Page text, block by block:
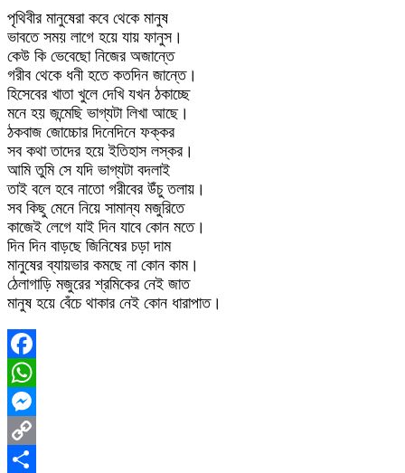
পৃথিবীর মানুষেরা কবে থেকে মানুষ
ভাবতে সময় লাগে হয়ে যায় ফানুস।
কেউ কি ভেবেছো নিজের অজান্তে
গরীব থেকে ধনী হতে কতদিন জান্তে।
হিসেবের খাতা খুলে দেখি যখন ঠকাচ্ছে
মনে হয় জন্মেছি ভাগ্যটা লিখা আছে।
ঠকবাজ জোচ্চোর দিনেদিনে ফক্কর
সব কথা তাদের হয়ে ইতিহাস লস্কর।
আমি তুমি সে যদি ভাগ্যটা বদলাই
তাই বলে হবে নাতো গরীবের উঁচু তলায়।
সব কিছু মেনে নিয়ে সামান্য মজুরিতে
কাজেই লেগে যাই দিন যাবে কোন মতে।
দিন দিন বাড়ছে জিনিষের চড়া দাম
মানুষের ব্যায়ভার কমছে না কোন কাম।
ঠেলাগাড়ি মজুরের শ্রমিকের নেই জাত
মানুষ হয়ে বেঁচে থাকার নেই কোন ধারাপাত।
Facebook
WhatsApp
Messenger
Copy